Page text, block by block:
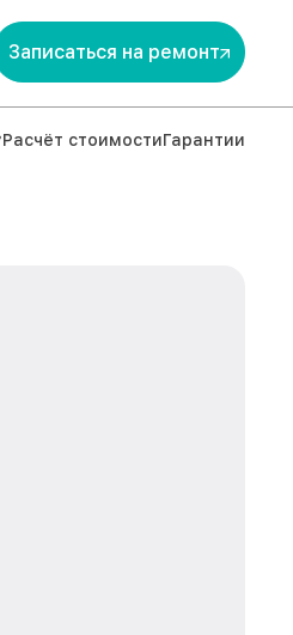
Записаться на ремонт
Расчёт стоимостиГарантии